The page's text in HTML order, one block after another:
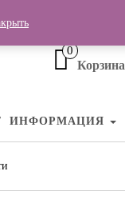
0
Корзина
ИНФОРМАЦИЯ